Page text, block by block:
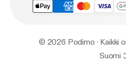
© 2026 Podimo · Kaikki
Suomi